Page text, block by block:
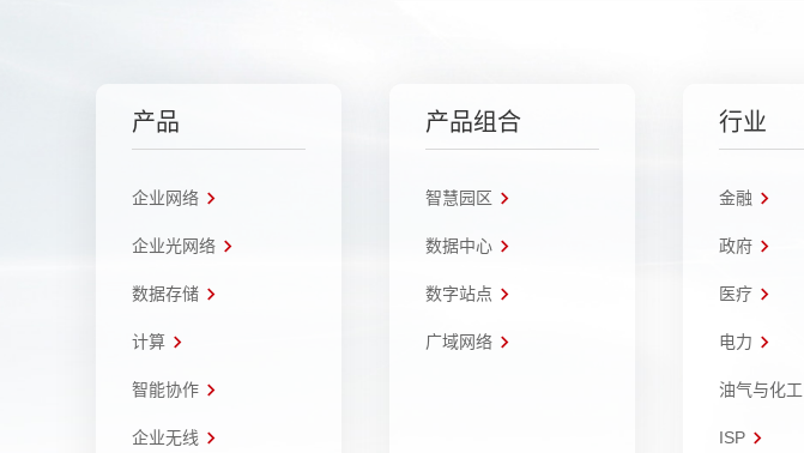
产品
企业网络
企业光网络
数据存储
计算
智能协作
企业无线
产品组合
智慧园区
数据中心
数字站点
广域网络
行业
金融
政府
医疗
电力
油气与化工
ISP